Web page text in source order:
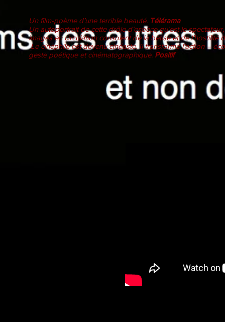
Un film-poème d’une terrible beauté. Télérama
Un autoportrait de cette drôle d’espèce qu’est le
images en circulation consolent de la bêtise et de l’hostilité
Le cinéphile est devenu cinéaste. Il transforme l’action –
geste poétique et cinématographique. Positif